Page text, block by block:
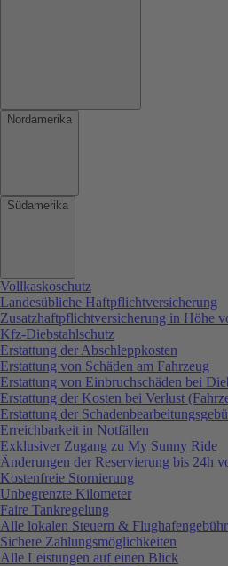
Nordamerika
Südamerika
Vollkaskoschutz
Landesübliche Haftpflichtversicherung
Zusatzhaftpflichtversicherung in Höhe
Kfz-Diebstahlschutz
Erstattung der Abschleppkosten
Erstattung von Schäden am Fahrzeug
Erstattung von Einbruchschäden bei
Erstattung der Kosten bei Verlust
Erstattung der
Erreichbarkeit in Notfällen
Exklusiver Zugang zu My Sunny Ride
Änderungen der Reservierung bis 24h
Kostenfreie Stornierung
Unbegrenzte Kilometer
Faire Tankregelung
Alle lokalen Steuern &
Sichere Zahlungsmöglichkeiten
Alle Leistungen auf einen Blick